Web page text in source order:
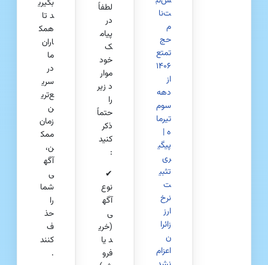
ت‌نا
م
حج
تمتع
۱۴۰۶
از
دهه
سوم
تیرما
ه |
پیگی
ری
تثبی
ت
نرخ
ارز
زائرا
ن
اعزام‌
لطفاً
در
پیام
ک
خود
موار
د زیر
را
حتماً
ذکر
کنید
:
✔
نوع
آگه
ی
(خری
د یا
فرو
بگیری
د تا
همک
اران
ما
در
سری
ع‌تری
ن
زمان
ممک
ن،
آگه
ی
شما
را
حذ
ف
کنند
.